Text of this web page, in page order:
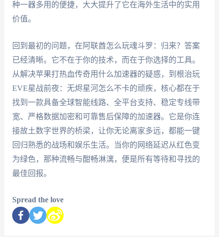
种一器多用的便捷，大大提升了它在海外生活中的实用
价值。
回到最初的问题，在阿联酋怎么玩魂斗罗：归来？答案
已经清晰。它不在于你的技术，而在于你选择的工具。
从解决苹果打热血传奇用什么加速器的疑惑，到根治玩
EVE星战前夜：无烬星河怎么不卡的顽疾，核心都在于
找到一款具备全球智能线路、全平台支持、稳定专线带
宽、严格数据加密和可靠售后保障的加速器。它是你连
接故土数字世界的桥梁，让你无论离家多远，都能一键
回归熟悉的战场和娱乐生活。当你的网络延迟从红色变
为绿色，那种流畅与酣畅淋漓，便是所有等待和寻找的
最佳回报。
Spread the love